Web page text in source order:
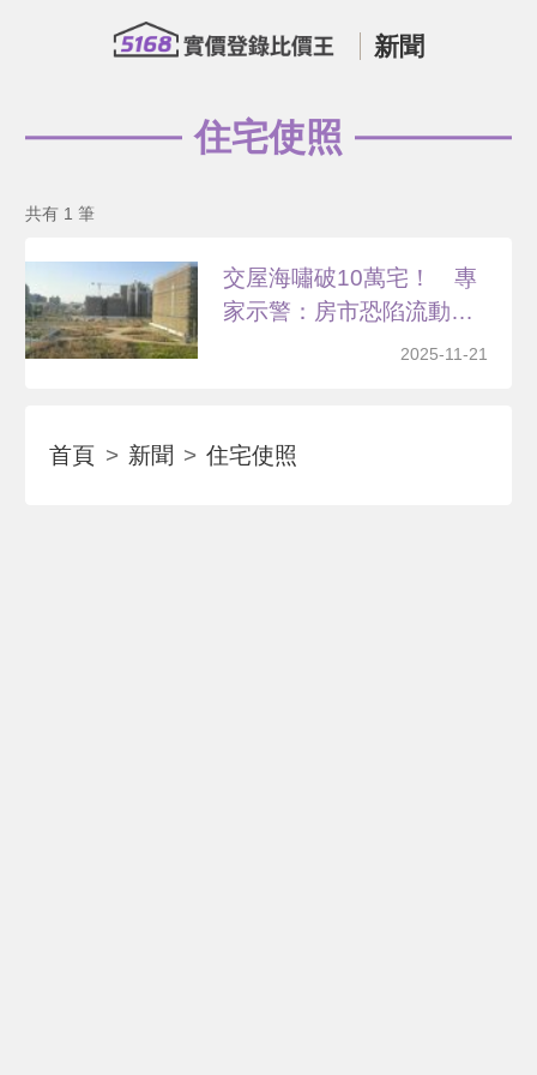
新聞
住宅使照
共有 1 筆
交屋海嘯破10萬宅！ 專
家示警：房市恐陷流動
2025-11-21
首頁 新聞 住宅使照